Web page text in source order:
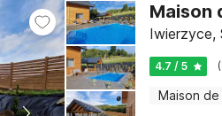
Maison
Iwierzyce,
4.7 / 5
Maison